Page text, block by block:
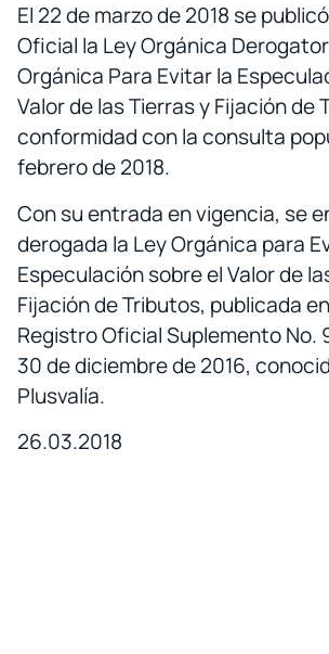
El 22 de marzo de 2018 se
Oficial la Ley Orgánica
Orgánica Para Evitar la
Valor de las Tierras y Fijación de
conformidad con la consulta
febrero de 2018.
Con su entrada en vigencia, se
derogada la Ley Orgánica para
Especulación sobre el Valor de
Fijación de Tributos, publicada
Registro Oficial Suplemento No.
30 de diciembre de 2016,
Plusvalía.
26.03.2018